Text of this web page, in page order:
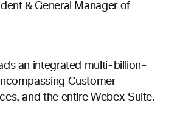
& General Manager of
an integrated multi-billion-
Customer
and the entire Webex Suite.